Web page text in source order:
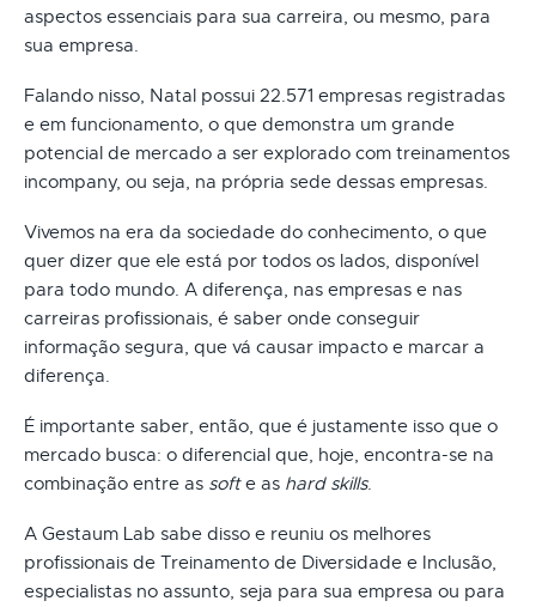
aspectos essenciais para sua carreira, ou mesmo, para
sua empresa.
Falando nisso, Natal possui 22.571 empresas registradas
e em funcionamento, o que demonstra um grande
potencial de mercado a ser explorado com treinamentos
incompany, ou seja, na própria sede dessas empresas.
Vivemos na era da sociedade do conhecimento, o que
quer dizer que ele está por todos os lados, disponível
para todo mundo. A diferença, nas empresas e nas
carreiras profissionais, é saber onde conseguir
informação segura, que vá causar impacto e marcar a
diferença.
É importante saber, então, que é justamente isso que o
mercado busca: o diferencial que, hoje, encontra-se na
combinação entre as softe as hard skills.
A Gestaum Lab sabe disso e reuniu os melhores
profissionais de Treinamento de Diversidade e Inclusão,
especialistas no assunto, seja para sua empresa ou para